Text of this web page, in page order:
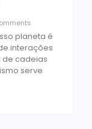
planeta é
interações
de cadeias
serve